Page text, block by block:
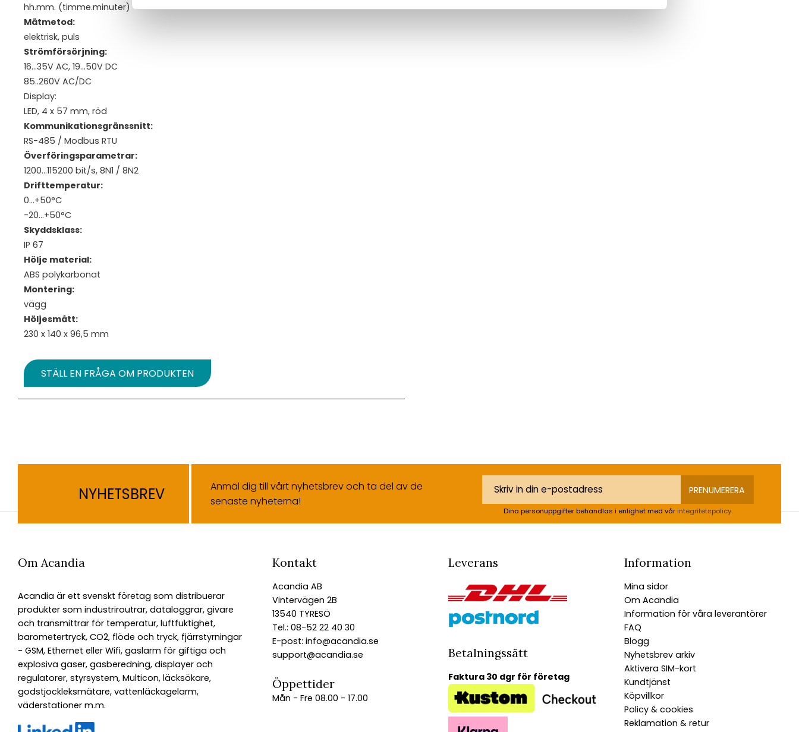
hh.mm. (timme.minuter)
Mätmetod:
elektrisk, puls
Strömförsörjning:
16...35V AC, 19...50V DC
85..260V AC/DC
Display:
LED, 4 x 57 mm, röd
Kommunikationsgränssnitt:
RS-485 / Modbus RTU
Överföringsparametrar:
1200...115200 bit/s, 8N1 / 8N2
Drifttemperatur:
0...+50°C
-20…+50°C
Skyddsklass:
IP 67
Hölje material:
ABS polykarbonat
Montering:
vägg
Höljesmått:
230 x 140 x 96,5 mm
STÄLL EN FRÅGA OM PRODUKTEN
NYHETSBREV
Anmäl dig till vårt nyhetsbrev och ta del av de
senaste nyheterna!
PRENUMERERA
Dina personuppgifter behandlas i enlighet med vår integritetspolicy.
Om Acandia
Acandia är ett svenskt företag som distribuerar
produkter som industriroutrar, dataloggrar, givare
och transmittrar för temperatur, luftfuktighet,
barometertryck, CO2, flöde och tryck, fjärrstyrningar
- GSM, Ethernet eller Wifi, gaslarm för giftiga och
explosiva gaser, gasberedning, displayer och
regulatorer, styrsystem, Multicon, läcksökare,
godstjockleksmätare, vattenläckagelarm,
väderstationer m.m.
Kontakt
Acandia AB
Vintervägen 2B
13540 TYRESÖ
Tel.: 08-52 22 40 30
E-post: info@acandia.se
support@acandia.se
Öppettider
Mån - Fre 08.00 - 17.00
Leverans
Betalningssätt
Faktura 30 dgr för företag
Information
Mina sidor
Om Acandia
Information för våra leverantörer
FAQ
Blogg
Nyhetsbrev arkiv
Aktivera SIM-kort
Kundtjänst
Köpvillkor
Policy & cookies
Reklamation & retur